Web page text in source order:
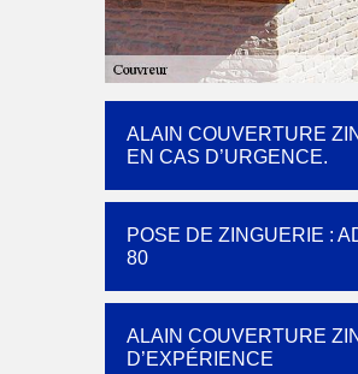
ALAIN COUVERTURE
EN CAS D’URGENCE.
POSE DE ZINGUERIE :
80
ALAIN COUVERTURE
D’EXPÉRIENCE